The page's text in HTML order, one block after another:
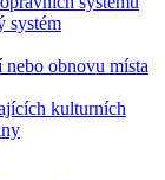
systém
obnovu místa
kulturních